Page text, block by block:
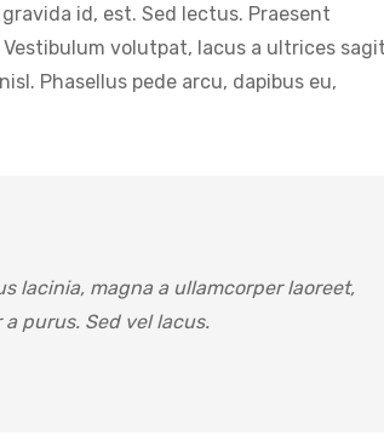
id, est. Sed lectus. Praesent
volutpat, lacus a ultrices
Phasellus pede arcu, dapibus eu,
lacinia, magna a ullamcorper laoreet,
purus. Sed vel lacus.